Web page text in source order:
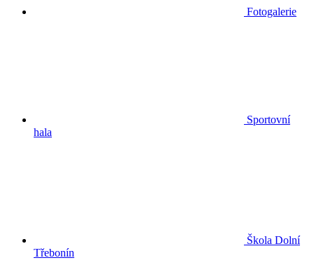
Fotogalerie
Sportovní
hala
Škola Dolní
Třebonín